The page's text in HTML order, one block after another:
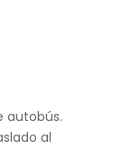
autobús.
al